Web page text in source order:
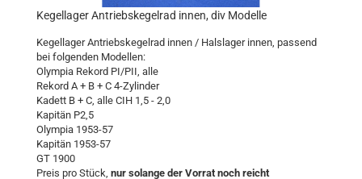
Kegellager Antriebskegelrad innen, div Modelle
Kegellager Antriebskegelrad innen / Halslager innen, passend
bei folgenden Modellen:
Olympia Rekord PI/PII, alle
Rekord A + B + C 4-Zylinder
Kadett B + C, alle CIH 1,5 - 2,0
Kapitän P2,5
Olympia 1953-57
Kapitän 1953-57
GT 1900
Preis pro Stück, nur solange der Vorrat noch reicht